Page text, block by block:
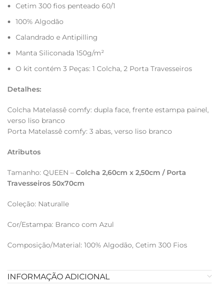
Cetim 300 fios penteado 60/1
100% Algodão
Calandrado e Antipilling
Manta Siliconada 150g/m²
O kit contém 3 Peças: 1 Colcha, 2 Porta Travesseiros
Detalhes:
Colcha Matelassê comfy: dupla face, frente estampa painel,
verso liso branco
Porta Matelassê comfy: 3 abas, verso liso branco
Atributos
Tamanho: QUEEN – Colcha 2,60cm x 2,50cm / Porta
Travesseiros 50x70cm
Coleção: Naturalle
Cor/Estampa: Branco com Azul
Composição/Material: 100% Algodão, Cetim 300 Fios
INFORMAÇÃO ADICIONAL